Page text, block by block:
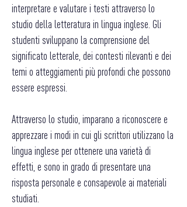
interpretare e valutare i testi attraverso lo
studio della letteratura in lingua inglese. Gli
studenti sviluppano la comprensione del
significato letterale, dei contesti rilevanti e dei
temi o atteggiamenti più profondi che possono
essere espressi.
Attraverso lo studio, imparano a riconoscere e
apprezzare i modi in cui gli scrittori utilizzano la
lingua inglese per ottenere una varietà di
effetti, e sono in grado di presentare una
risposta personale e consapevole ai materiali
studiati.